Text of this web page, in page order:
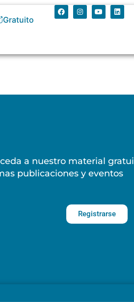
Gratuito
a nuestro material
publicaciones y eventos
Registrarse